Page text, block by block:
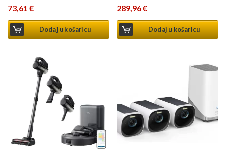
73,61 €
Dodaj u košaricu
289,96€
Dodaj u košaricu